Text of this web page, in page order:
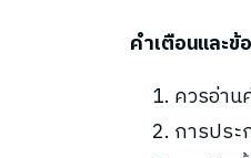
คำเตือนและข้
ควรอ่าน
การปร